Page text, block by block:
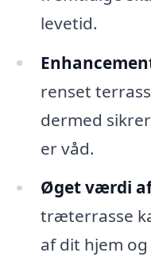
levetid.
renset
dermed
er våd.
Øget værdi
træterrasse
af dit hjem